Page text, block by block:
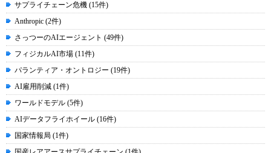
サプライチェーン危機 (15件)
Anthropic (2件)
さっつーのAIエージェント (49件)
フィジカルAI市場 (11件)
パランティア・オントロジー (19件)
AI雇用削減 (1件)
ワールドモデル (5件)
AIデータフライホイール (16件)
国家情報局 (1件)